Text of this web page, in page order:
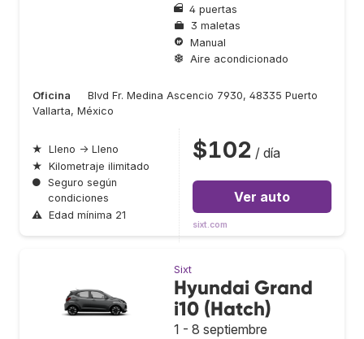
4 puertas
3 maletas
Manual
Aire acondicionado
Oficina
Blvd Fr. Medina Ascencio 7930, 48335 Puerto
Vallarta, México
★ Lleno → Lleno
★ Kilometraje ilimitado
● Seguro según
condiciones
⚠ Edad mínima 21
$102 / día
Ver auto
sixt.com
Sixt
Hyundai Grand
i10 (Hatch)
1 - 8 septiembre